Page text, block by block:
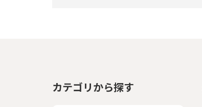
カテゴリから探す